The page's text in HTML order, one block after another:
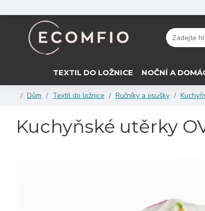
TEXTIL DO LOŽNICE NOČNÍ A
Dům Textil do ložnice Ručníky a osušky
Kuchyňské utěrky